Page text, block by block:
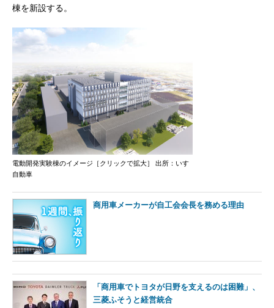
棟を新設する。
電動開発実験棟のイメージ［クリックで拡大］ 出所：いすゞ
自動車
商用車メーカーが自工会会長を務める理由
「商用車でトヨタが日野を支えるのは困難」、
三菱ふそうと経営統合